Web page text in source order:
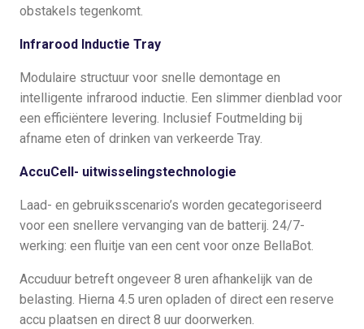
obstakels tegenkomt.
Infrarood Inductie Tray
Modulaire structuur voor snelle demontage en
intelligente infrarood inductie. Een slimmer dienblad voor
een efficiëntere levering. Inclusief Foutmelding bij
afname eten of drinken van verkeerde Tray.
AccuCell- uitwisselingstechnologie
Laad- en gebruiksscenario’s worden gecategoriseerd
voor een snellere vervanging van de batterij. 24/7-
werking: een fluitje van een cent voor onze BellaBot.
Accuduur betreft ongeveer 8 uren afhankelijk van de
belasting. Hierna 4.5 uren opladen of direct een reserve
accu plaatsen en direct 8 uur doorwerken.